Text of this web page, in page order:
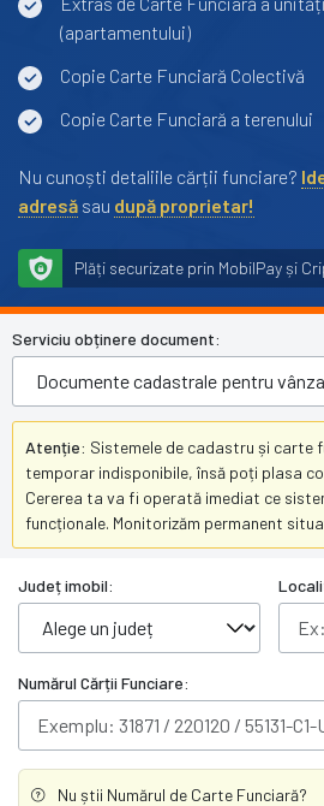
(apartamentului)
Copie Carte Funciară Colectivă
Copie Carte Funciară a terenului
Nu cunoști detaliile cărții funciare?
adresă sau după proprietar!
Plăți securizate prin MobilPay și
Serviciu obținere document:
Atenție: Sistemele de cadastru și carte
temporar indisponibile, însă poți plasa
Cererea ta va fi operată imediat ce
funcționale. Monitorizăm permanent
Județ imobil:
Numărul Cărții Funciare:
Nu știi Numărul de Carte Funciară?